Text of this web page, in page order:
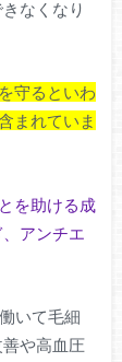
なくなり
守るといわ
まれていま
を助ける成
アンチエ
いて毛細
や高血圧